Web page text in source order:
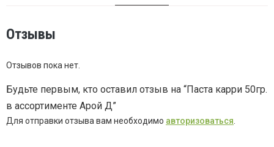
50гр.
Арой
Отзывы
Отзывов пока нет.
Будьте первым, кто оставил отзыв на “Паста карри 50гр.
в ассортименте Арой Д”
Для отправки отзыва вам необходимо авторизоваться